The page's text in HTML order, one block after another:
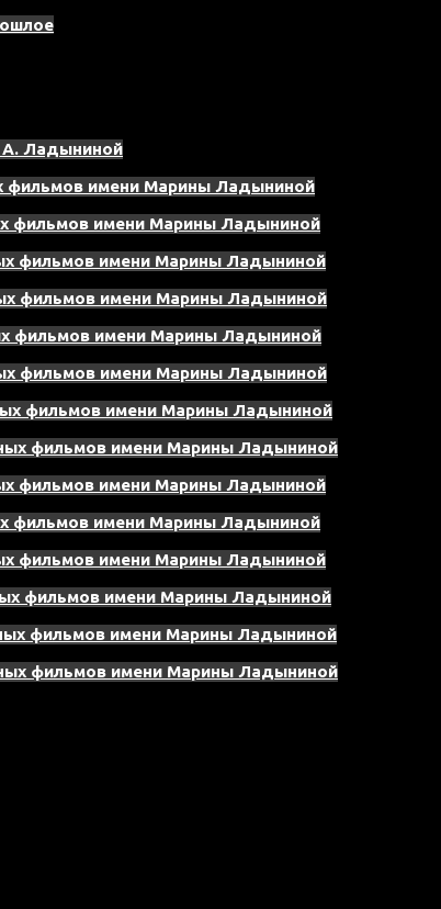
А. Ладыниной
фильмов имени Марины Ладыниной
фильмов имени Марины Ладыниной
фильмов имени Марины Ладыниной
фильмов имени Марины Ладыниной
фильмов имени Марины Ладыниной
фильмов имени Марины Ладыниной
фильмов имени Марины Ладыниной
фильмов имени Марины Ладыниной
фильмов имени Марины Ладыниной
фильмов имени Марины Ладыниной
фильмов имени Марины Ладыниной
фильмов имени Марины Ладыниной
фильмов имени Марины Ладыниной
фильмов имени Марины Ладыниной